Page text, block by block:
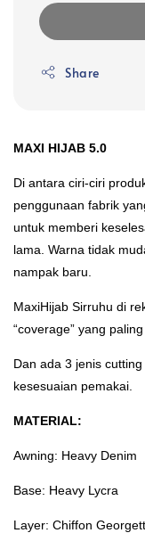
Share
MAXI HIJAB 5.0
Di antara ciri-ciri
penggunaan fabrik
untuk memberi
lama. Warna tidak
nampak baru.
MaxiHijab Sirruhu di
“coverage” yang paling
Dan ada 3 jenis
kesesuaian pemakai.
MATERIAL:
Awning: Heavy Denim
Base: Heavy Lycra
Layer: Chiffon